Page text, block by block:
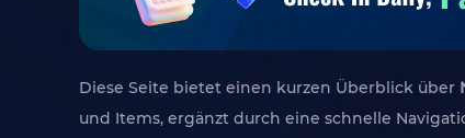
Diese Seite bietet einen kurzen Überblick über
und Items, ergänzt durch eine schnelle